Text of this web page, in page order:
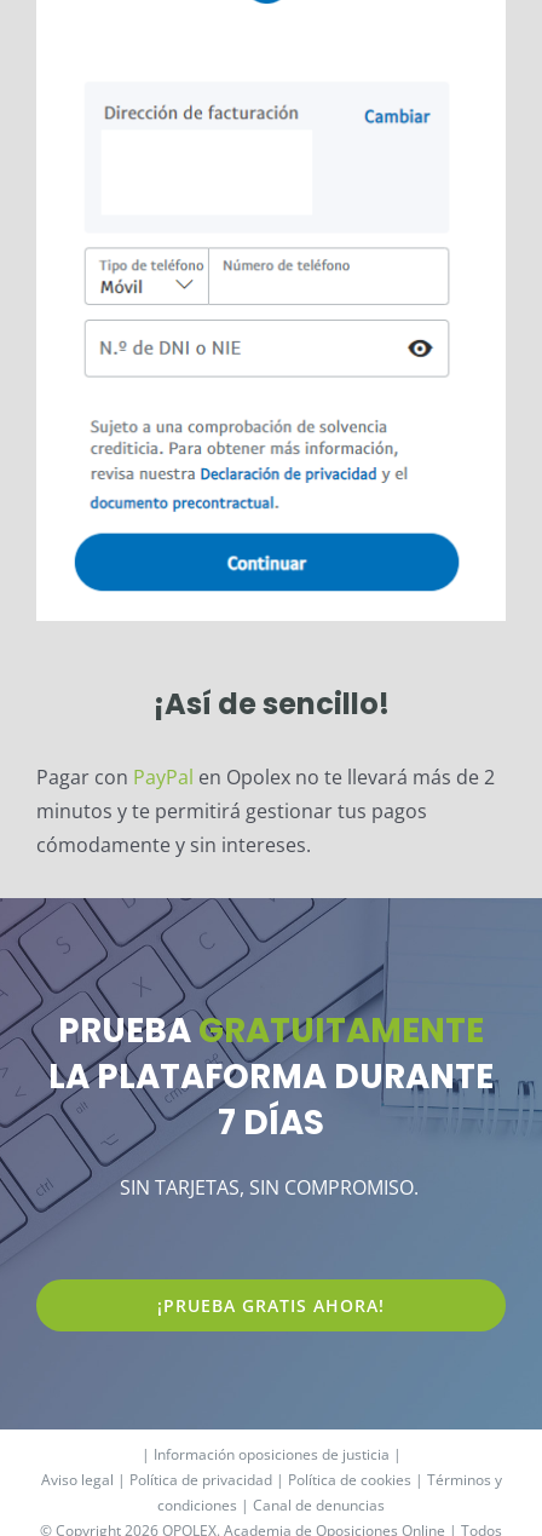
¡Así de sencillo!
Pagar con PayPal en Opolex no te llevará más de 2
minutos y te permitirá gestionar tus pagos
cómodamente y sin intereses.
PRUEBAGRATUITAMENTE
LA PLATAFORMA DURANTE
7 DÍAS
SIN TARJETAS, SIN COMPROMISO.
¡PRUEBA GRATIS AHORA!
| Información oposiciones de justicia |
Aviso legal | Política de privacidad | Política de cookies | Términos y
condiciones | Canal de denuncias
© Copyright 2026 OPOLEX. Academia de Oposiciones Online | Todos